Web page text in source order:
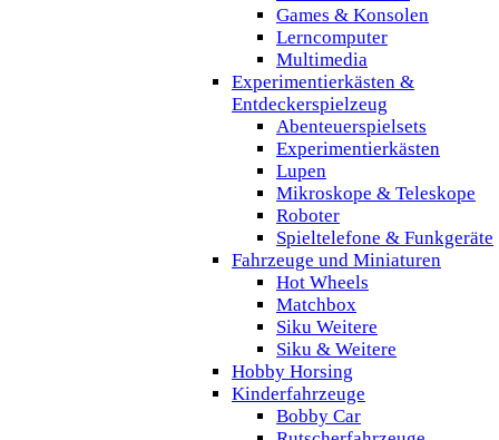
Games & Konsolen
Lerncomputer
Multimedia
Experimentierkästen &
Entdeckerspielzeug
Abenteuerspielsets
Experimentierkästen
Lupen
Mikroskope & Teleskope
Roboter
Spieltelefone & Funkgeräte
Fahrzeuge und Miniaturen
Hot Wheels
Matchbox
Siku Weitere
Siku & Weitere
Hobby Horsing
Kinderfahrzeuge
Bobby Car